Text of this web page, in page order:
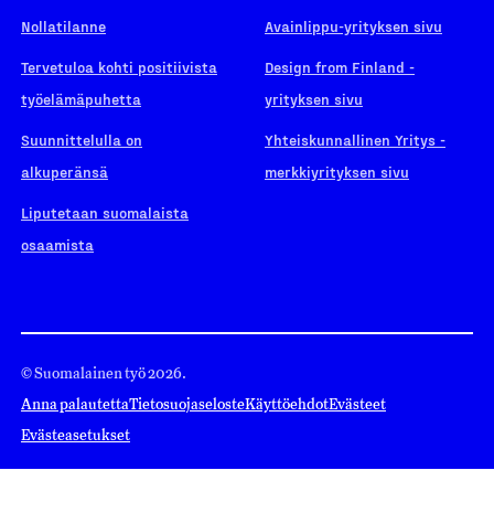
Nollatilanne
Tervetuloa kohti positiivista
työelämäpuhetta
Suunnittelulla on
alkuperänsä
Liputetaan suomalaista
osaamista
Avainlippu-yrityksen sivu
Design from Finland -
yrityksen sivu
Yhteiskunnallinen Yritys -
merkkiyrityksen sivu
© Suomalainen työ 2026.
Anna palautettaTietosuojaselosteKäyttöehdotEvästeet
Evästeasetukset